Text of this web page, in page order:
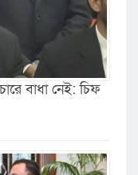
বাধা নেই: চিফ